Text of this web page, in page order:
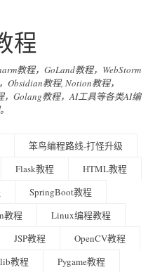
程
教程，GoLand教程，WebStorm
Obsidian教程, Notion教程，
Golang教程，AI工具等各类AI编
笨鸟编程路线-打怪升级
Flask教程
HTML教程
SpringBoot教程
教程
Linux编程教程
JSP教程
OpenCV教程
教程
Pygame教程